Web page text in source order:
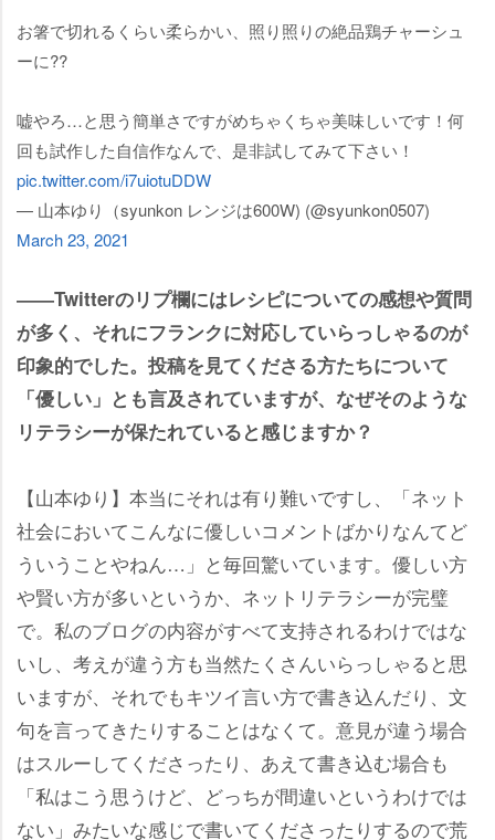
お箸で切れるくらい柔らかい、照り照りの絶品鶏チャーシュ
ーに??
嘘やろ…と思う簡単さですがめちゃくちゃ美味しいです！何
回も試作した自信作なんで、是非試してみて下さい！
pic.twitter.com/i7uiotuDDW
— 山本ゆり（syunkon レンジは600W) (@syunkon0507)
March 23, 2021
――Twitterのリプ欄にはレシピについての感想や質問
が多く、それにフランクに対応していらっしゃるのが
印象的でした。投稿を見てくださる方たちについて
「優しい」とも言及されていますが、なぜそのような
リテラシーが保たれていると感じますか？
【山本ゆり】本当にそれは有り難いですし、「ネット
社会においてこんなに優しいコメントばかりなんてど
ういうことやねん…」と毎回驚いています。優しい方
賢い方が多いというか、ネットリテラシーが完璧
で。私のブログの内容がすべて支持されるわけではな
いし、考えが違う方も当然たくさんいらっしゃると思
いますが、それでもキツイ言い方で書き込んだり、文
句を言ってきたりすることはなくて。意見が違う場合
はスルーしてくださったり、あえて書き込む場合も
「私はこう思うけど、どっちが間違いというわけでは
ない」みたいな感じで書いてくださったりするので荒